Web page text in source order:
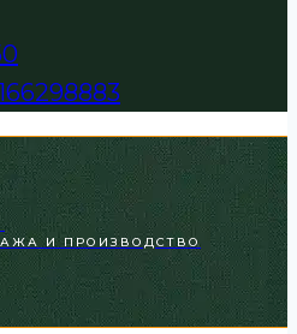
И ПРОИЗВОДСТВО